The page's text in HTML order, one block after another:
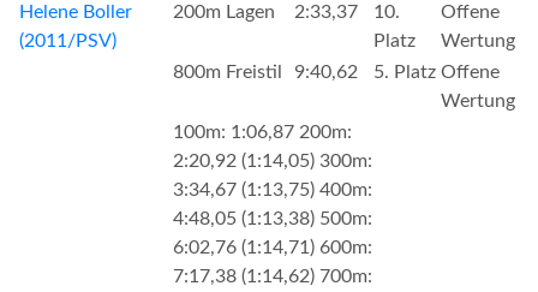
Helene Boller
(2011/PSV)
200m Lagen 2:33,37
10.
Platz
Offene
Wertung
800m Freistil
9:40,62 5. Platz Offene
Wertung
100m: 1:06,87 200m:
2:20,92 (1:14,05) 300m:
3:34,67 (1:13,75) 400m:
4:48,05 (1:13,38) 500m:
6:02,76 (1:14,71) 600m:
7:17,38 (1:14,62) 700m: